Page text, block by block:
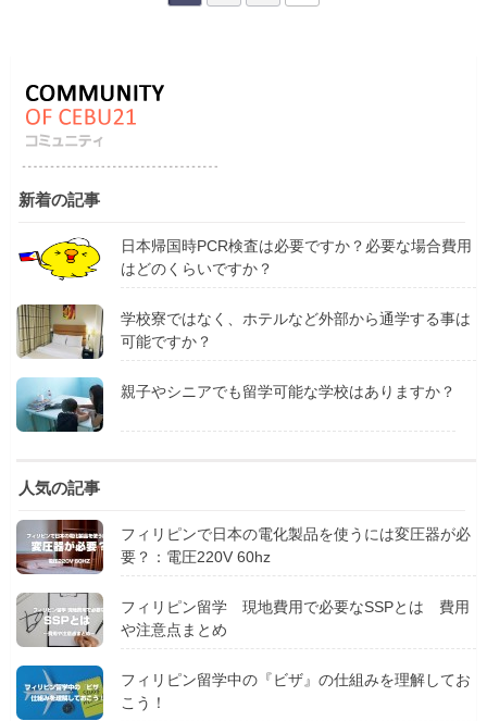
新着の記事
日本帰国時PCR検査は必要ですか？必要な場合費用
はどのくらいですか？
学校寮ではなく、ホテルなど外部から通学する事は
可能ですか？
親子やシニアでも留学可能な学校はありますか？
人気の記事
フィリピンで日本の電化製品を使うには変圧器が必
要？：電圧220V 60hz
フィリピン留学 現地費用で必要なSSPとは 費用
や注意点まとめ
フィリピン留学中の『ビザ』の仕組みを理解してお
こう！